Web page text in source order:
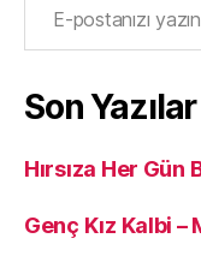
Son Yazılar
Hırsıza Her
Genç Kız Kalbi –